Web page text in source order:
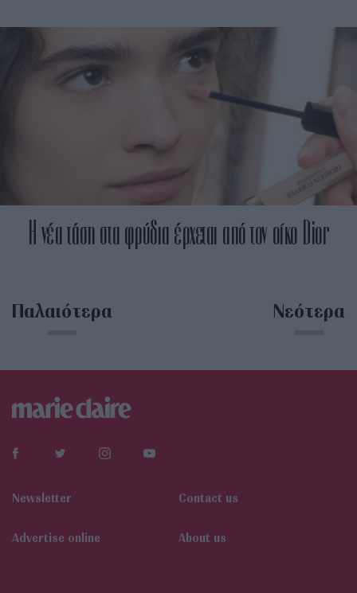
H νέα τάση στα φρύδια έρχεται από τον οίκο Dior
Παλαιότερα Νεότερα
Newsletter Contact us
Αdvertise online About us